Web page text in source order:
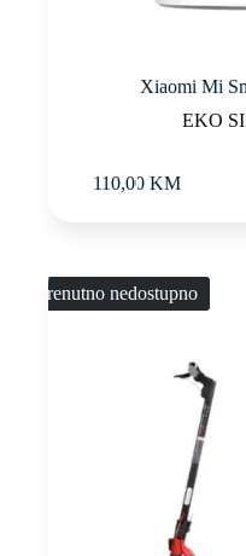
Xiaomi Mi
EKO
110,00KM
Trenutno nedostupno